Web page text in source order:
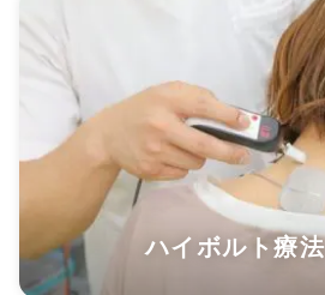
ハイボルト療法